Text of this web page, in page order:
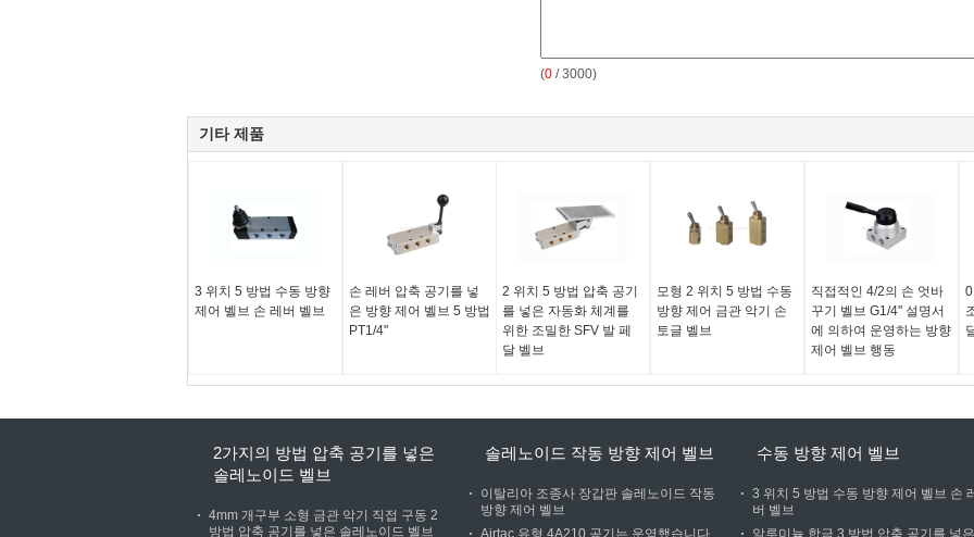
(0 / 3000)
기타 제품
3 위치 5 방법 수동 방향
제어 벨브 손 레버 벨브
손 레버 압축 공기를 넣
은 방향 제어 벨브 5 방법
PT1/4"
2 위치 5 방법 압축 공기
를 넣은 자동화 체계를
위한 조밀한 SFV 발 페
달 벨브
모형 2 위치 5 방법 수동
방향 제어 금관 악기 손
토글 벨브
직접적인 4/2의 손 엇바
꾸기 벨브 G1/4" 설명서
에 의하여 운영하는 방향
제어 벨브 행동
2가지의 방법 압축 공기를 넣은
솔레노이드 벨브
4mm 개구부 소형 금관 악기 직접 구동 2
방법 압축 공기를 넣은 솔레노이드 벨브
솔레노이드 작동 방향 제어 벨브
이탈리아 조종사 장갑판 솔레노이드 작동
방향 제어 벨브
Airtac 유형 4A210 공기는 운영했습니다
수동 방향 제어 벨브
3 위치 5 방법 수동 방향 제어 벨브 손
버 벨브
알루미늄 합금 3 방법 압축 공기를 넣